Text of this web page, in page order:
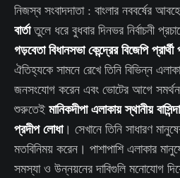
নিজস্ব সংবাদদাতা : বাংলার নববর্ষের আবহে
বার্তাতুলে ধরে বুধবার দিনভর নির্বাচনী
গড়বেতা বিধানসভা কেন্দ্রের বিজেপি
ঐতিহ্যকে সামনে রেখে তিনি বিভিন্ন
জনসংযোগ করেন এবং ভোটের আগে
শুরুতেই মানিকদীপা এলাকায় স্থানীয়
প্রদীপ লোধা। সেখানে তিনি সাধারণ
মতবিনিময় করেন। পাশাপাশি এলাকার
সমস্যা ও উন্নয়নের দাবিগুলি মনোযোগ